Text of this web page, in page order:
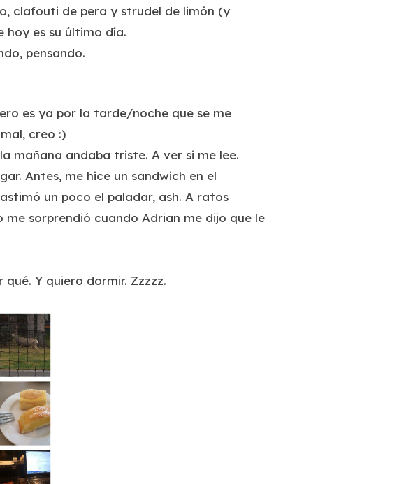
clafouti de pera y strudel de limón (y
hoy es su último día.
pensando.
es ya por la tarde/noche que se me
creo :)
mañana andaba triste. A ver si me lee.
Antes, me hice un sandwich en el
un poco el paladar, ash. A ratos
sorprendió cuando Adrian me dijo que le
qué. Y quiero dormir. Zzzzz.